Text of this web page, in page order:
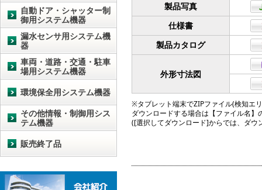
製品写真
仕様書
製品カタログ
外形寸法図
※タブレット端末でZIPファイル(検知エ
ダウンロードする場合は【ファイル名
([選択してダウンロード]からでは、ダ
自動ドア・シャッター制
御用システム機器
漏水センサ用システム機
器
車両・道路・交通・駐車
場用システム機器
環境保全用システム機器
その他情報・制御用シス
テム機器
販売終了品